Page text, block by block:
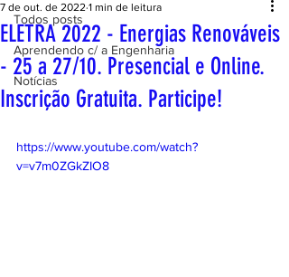
Todos posts
Aprendendo c/ a Engenharia
Notícias
ELETRA 2022 - Energias Renováveis
- 25 a 27/10. Presencial e Online.
Inscrição Gratuita. Participe!
7 de out. de 2022 1 min de leitura
https://www.youtube.com/watch?
v=v7m0ZGkZIO8